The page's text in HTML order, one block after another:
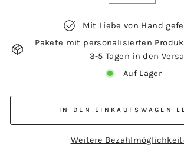
Mit Liebe von Hand
Pakete mit personalisierten
3-5 Tagen in den
Auf Lager
IN DEN EINKAUFSWAGEN
Weitere